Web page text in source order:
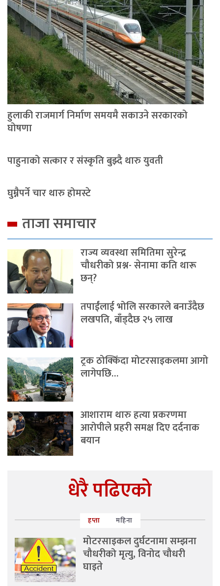
हुलाकी राजमार्ग निर्माण समयमै सकाउने सरकारको
घोषणा
पाहुनाको सत्कार र संस्कृति बुझ्दै थारु युवती
घुम्नैपर्ने चार थारु होमस्टे
ताजा समाचार
राज्य व्यवस्था समितिमा सुरेन्द्र
चौधरीको प्रश्न- सेनामा कति थारू
छन्?
तपाईंलाई भोलि सरकारले बनाउँदैछ
लखपति, बाँड्दैछ २५ लाख
ट्रक ठोक्किँदा मोटरसाइकलमा आगो
लागेपछि…
आशाराम थारु हत्या प्रकरणमा
आरोपीले प्रहरी समक्ष दिए दर्दनाक
बयान
धेरै पढिएको
हप्ता महिना
मोटरसाइकल दुर्घटनामा सम्झना
चौधरीको मृत्यु, विनोद चौधरी
घाइते